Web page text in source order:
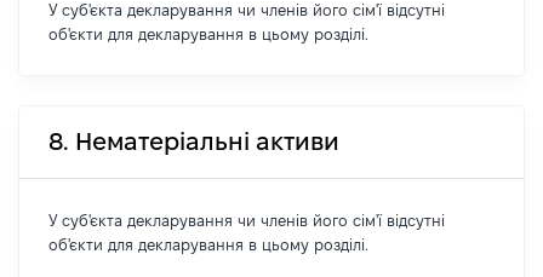
У суб'єкта декларування чи членів його сім'ї відсутні
об'єкти для декларування в цьому розділі.
8. Нематеріальні активи
У суб'єкта декларування чи членів його сім'ї відсутні
об'єкти для декларування в цьому розділі.